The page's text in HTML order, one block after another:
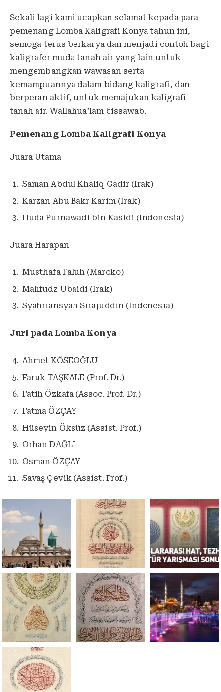
Sekali lagi kami ucapkan selamat kepada para
pemenang Lomba Kaligrafi Konya tahun ini,
semoga terus berkarya dan menjadi contoh bagi
kaligrafer muda tanah air yang lain untuk
mengembangkan wawasan serta
kemampuannya dalam bidang kaligrafi, dan
berperan aktif, untuk memajukan kaligrafi
tanah air. Wallahua’lam bissawab.
Pemenang Lomba Kaligrafi Konya
Juara Utama
Saman Abdul Khaliq Gadir (Irak)
Karzan Abu Bakr Karim (Irak)
Huda Purnawadi bin Kasidi (Indonesia)
Juara Harapan
Musthafa Faluh (Maroko)
Mahfudz Ubaidi (Irak)
Syahriansyah Sirajuddin (Indonesia)
Juri pada Lomba Konya
Ahmet KÖSEOĞLU
Faruk TAŞKALE (Prof. Dr.)
Fatih Özkafa (Assoc. Prof. Dr.)
Fatma ÖZÇAY
Hüseyin Öksüz (Assist. Prof.)
Orhan DAĞLI
Osman ÖZÇAY
Savaş Çevik (Assist. Prof.)